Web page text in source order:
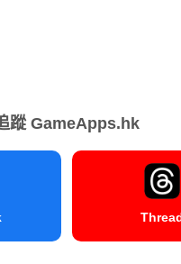
蹤 GameApps.hk